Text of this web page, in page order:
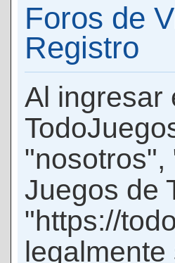
Foros de
Registro
Al ingresar
"nosotros",
Juegos de
"https://